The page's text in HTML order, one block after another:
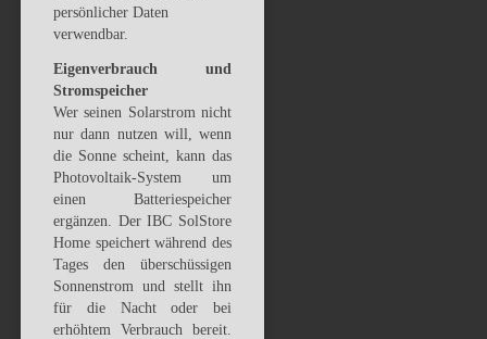
persönlicher Daten
verwendbar.
Eigenverbrauch und
Stromspeicher
Wer seinen Solarstrom nicht
nur dann nutzen will, wenn
die Sonne scheint, kann das
Photovoltaik-System um
einen Batteriespeicher
ergänzen. Der IBC SolStore
Home speichert während des
Tages den überschüssigen
Sonnenstrom und stellt ihn
für die Nacht oder bei
erhöhtem Verbrauch bereit.